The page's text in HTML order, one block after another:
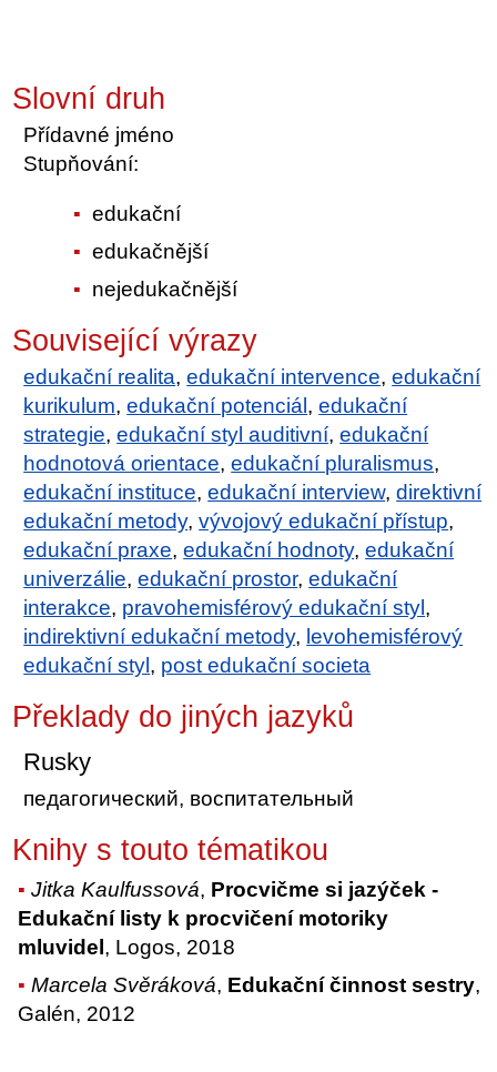
Slovní druh
Přídavné jméno
Stupňování:
edukační
edukačnější
nejedukačnější
Související výrazy
edukační realita,edukační intervence,edukační
kurikulum,edukační potenciál ,edukační
strategie,edukační styl auditivní,edukační
hodnotová orientace,edukační pluralismus,
edukační instituce,edukační interview,direktivní
edukační metody,vývojový edukační přístup,
edukační praxe,edukační hodnoty,edukační
univerzálie,edukační prostor,edukační
interakce, pravohemisférový edukační styl ,
indirektivní edukační metody, levohemisférový
edukační styl , post edukační societa
Překlady do jiných jazyků
Rusky
педагогический, воспитательный
Knihy s touto tématikou
Jitka Kaulfussová, Procvičme si jazýček -
Edukační listy k procvičení motoriky
mluvidel, Logos, 2018
Marcela Svěráková, Edukační činnost sestry,
Galén, 2012